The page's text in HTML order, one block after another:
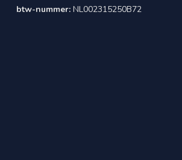
btw-nummer: NL002315250B72